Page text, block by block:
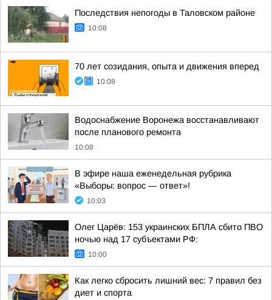
Последствия непогоды в Таловском районе
10:08
70 лет созидания, опыта и движения вперед
10:08
Водоснабжение Воронежа восстанавливают
после планового ремонта
10:08
В эфире наша еженедельная рубрика
«Выборы: вопрос — ответ»!
10:03
Олег Царёв: 153 украинских БПЛА сбито ПВО
ночью над 17 субъектами РФ:
10:00
Как легко сбросить лишний вес: 7 правил без
диет и спорта